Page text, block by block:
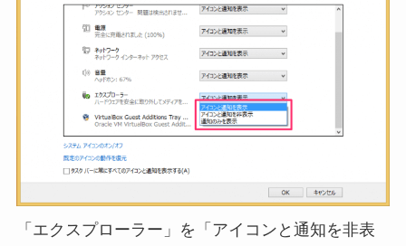
「エクスプローラー」を「アイコンと通知を非表